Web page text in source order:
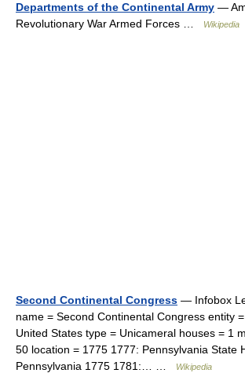
Departments of the Continental Army —
Revolutionary War Armed Forces …
Wikipedia
Second Continental Congress — Infobox
name = Second Continental Congress entity
United States type = Unicameral houses = 1
50 location = 1775 1777: Pennsylvania State
Pennsylvania 1775 1781:… …
Wikipedia